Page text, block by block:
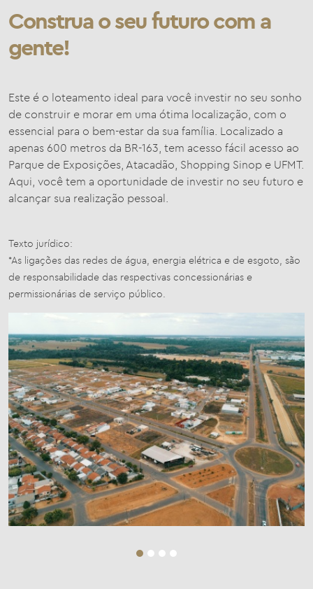
Construa o seu futuro com a
gente!
Este é o loteamento ideal para você investir no seu sonho
de construir e morar em uma ótima localização, com o
essencial para o bem-estar da sua família. Localizado a
apenas 600 metros da BR-163, tem acesso fácil acesso ao
Parque de Exposições, Atacadão, Shopping Sinop e UFMT.
Aqui, você tem a oportunidade de investir no seu futuro e
alcançar sua realização pessoal.
Texto jurídico:
*As ligações das redes de água, energia elétrica e de esgoto, são
de responsabilidade das respectivas concessionárias e
permissionárias de serviço público.